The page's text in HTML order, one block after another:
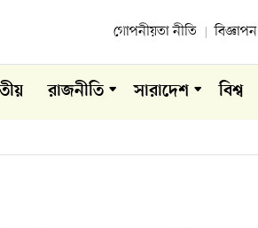
গোপনীয়তা নীতি বিজ্ঞাপন
রাজনীতি সারাদেশ বিশ্ব